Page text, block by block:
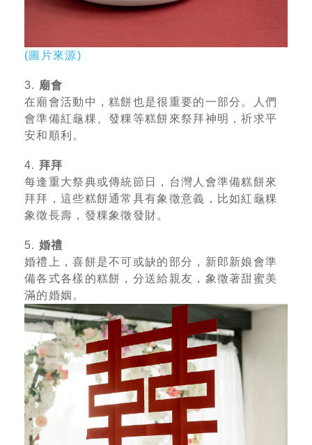
(圖片來源)
3. 廟會
在廟會活動中，糕餅也是很重要的一部分。人們
會準備紅龜粿、發粿等糕餅來祭拜神明，祈求平
安和順利。
4. 拜拜
每逢重大祭典或傳統節日，台灣人會準備糕餅來
拜拜，這些糕餅通常具有象徵意義，比如紅龜粿
象徵長壽，發粿象徵發財。
5. 婚禮
婚禮上，喜餅是不可或缺的部分，新郎新娘會準
備各式各樣的糕餅，分送給親友，象徵著甜蜜美
滿的婚姻。